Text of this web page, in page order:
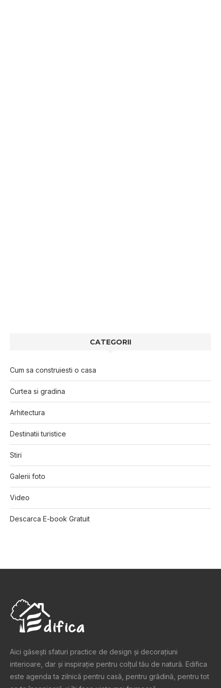
CATEGORII
Cum sa construiesti o casa
Curtea si gradina
Arhitectura
Destinatii turistice
Stiri
Galerii foto
Video
Descarca E-book Gratuit
Aici găsești sfaturi practice de design şi decoraţiuni
interioare, dar și inspiraţie pentru colţul tău de natură. Edifica
este agenda ta zilnică pentru casă, pentru grădină, pentru tot